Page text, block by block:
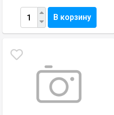
В корзину